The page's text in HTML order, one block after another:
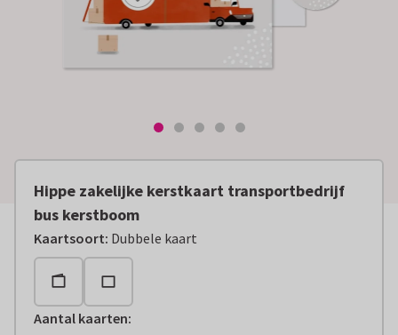
Hippe zakelijke kerstkaart transportbedrijf
bus kerstboom
Kaartsoort: Dubbele kaart
Aantal kaarten: